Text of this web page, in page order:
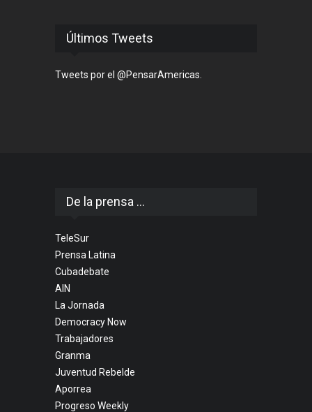
Últimos Tweets
Tweets por el @PensarAmericas.
De la prensa ...
TeleSur
Prensa Latina
Cubadebate
AIN
La Jornada
Democracy Now
Trabajadores
Granma
Juventud Rebelde
Aporrea
Progreso Weekly